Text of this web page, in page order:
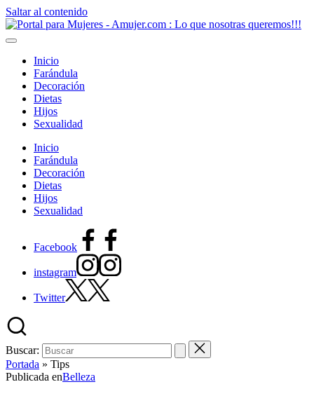
Saltar al contenido
Inicio
Farándula
Decoración
Dietas
Hijos
Sexualidad
Inicio
Farándula
Decoración
Dietas
Hijos
Sexualidad
Facebook
instagram
Twitter
Buscar:
Portada » Tips
Publicada enBelleza